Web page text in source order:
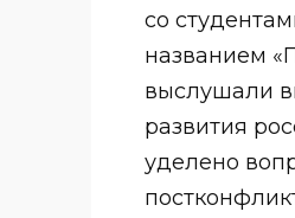
со
названием
выслушали
развития
уделено